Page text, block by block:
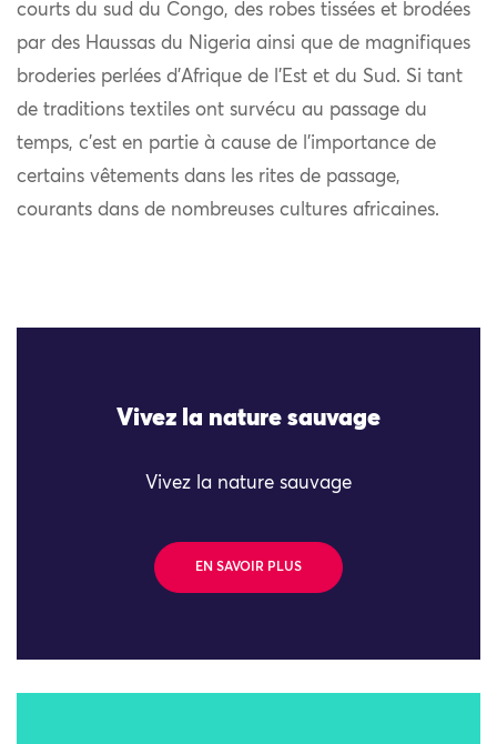
courts du sud du Congo, des robes tissées et brodées
par des Haussas du Nigeria ainsi que de magnifiques
broderies perlées d’Afrique de l’Est et du Sud. Si tant
de traditions textiles ont survécu au passage du
temps, c’est en partie à cause de l’importance de
certains vêtements dans les rites de passage,
courants dans de nombreuses cultures africaines.
Vivez la nature sauvage
Vivez la nature sauvage
EN SAVOIR PLUS